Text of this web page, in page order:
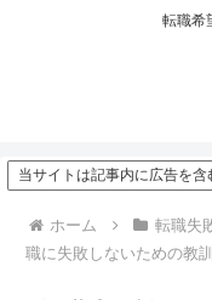
転職希
当サイトは記事内に広告を含
ホーム 転職失
職に失敗しないための教訓